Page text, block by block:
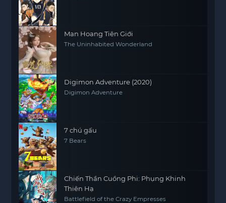
Man Hoang Tiên Giới
The Uninhabited Wonderland
Digimon Adventure (2020)
Digimon Adventure
7 chú gấu
7 Bears
Chiến Thần Cuồng Phi: Phụng Khinh
Thiên Hạ
Battlefield of the Crazy Empresses